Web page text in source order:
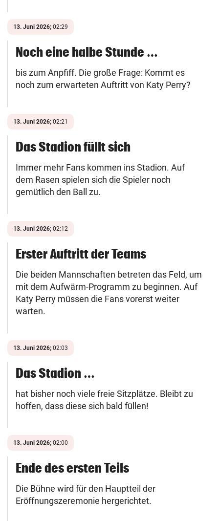
13. Juni 2026; 02:29
Noch eine halbe Stunde …
bis zum Anpfiff. Die große Frage: Kommt es
noch zum erwarteten Auftritt von Katy Perry?
13. Juni 2026; 02:21
Das Stadion füllt sich
Immer mehr Fans kommen ins Stadion. Auf
dem Rasen spielen sich die Spieler noch
gemütlich den Ball zu.
13. Juni 2026; 02:12
Erster Auftritt der Teams
Die beiden Mannschaften betreten das Feld, um
mit dem Aufwärm-Programm zu beginnen. Auf
Katy Perry müssen die Fans vorerst weiter
warten.
13. Juni 2026; 02:03
Das Stadion …
hat bisher noch viele freie Sitzplätze. Bleibt zu
hoffen, dass diese sich bald füllen!
13. Juni 2026; 02:00
Ende des ersten Teils
Die Bühne wird für den Hauptteil der
Eröffnungszeremonie hergerichtet.